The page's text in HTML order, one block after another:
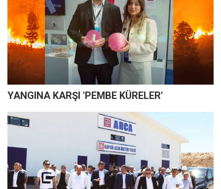
YANGINA KARŞI 'PEMBE KÜRELER'